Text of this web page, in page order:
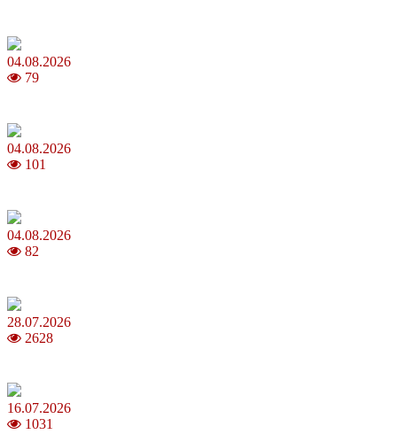
04.08.2026
79
04.08.2026
101
04.08.2026
82
28.07.2026
2628
16.07.2026
1031